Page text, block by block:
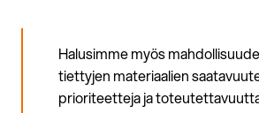
Halusimme myös
tiettyjen materiaalien
prioriteetteja ja